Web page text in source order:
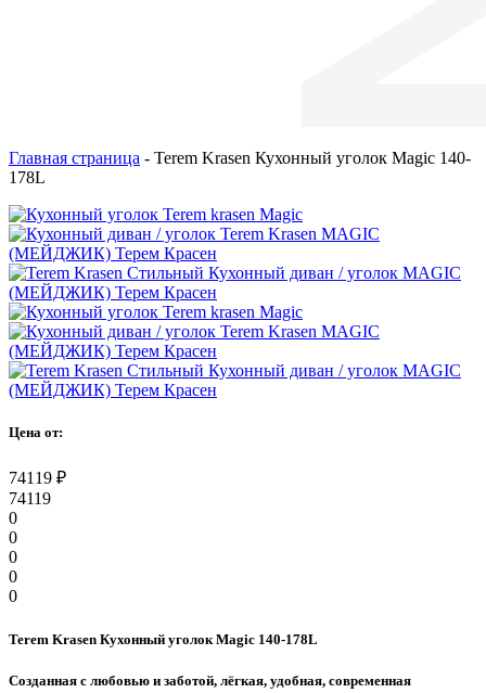
Главная страница - Terem Krasen Кухонный уголок Magic 140-
178L
Цена от:
74119 ₽
74119
0
0
0
0
0
Terem Krasen Кухонный уголок Magic 140-178L
Созданная с любовью и заботой, лёгкая, удобная, современная